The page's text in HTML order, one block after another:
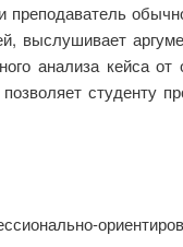
выслушивает
анализа кейса от
студенту